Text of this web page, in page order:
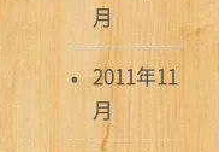
月
2011年11
月